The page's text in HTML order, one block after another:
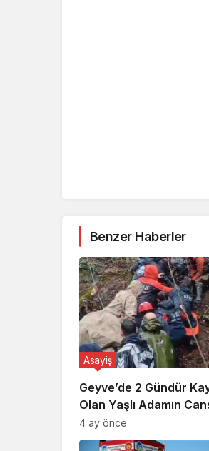
Benzer Haberler
Geyve’de 2 Gündür
Olan Yaşlı Adamın
Bedeni Bulundu
Asayiş
4 ay önce